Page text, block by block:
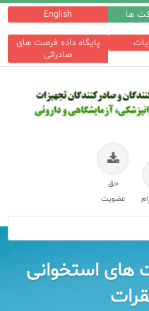
English ها
پایگاه داده فرصت های
صادراتی
حق
عضویت
های استخوانی